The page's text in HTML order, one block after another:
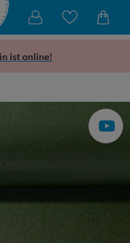
ist online!